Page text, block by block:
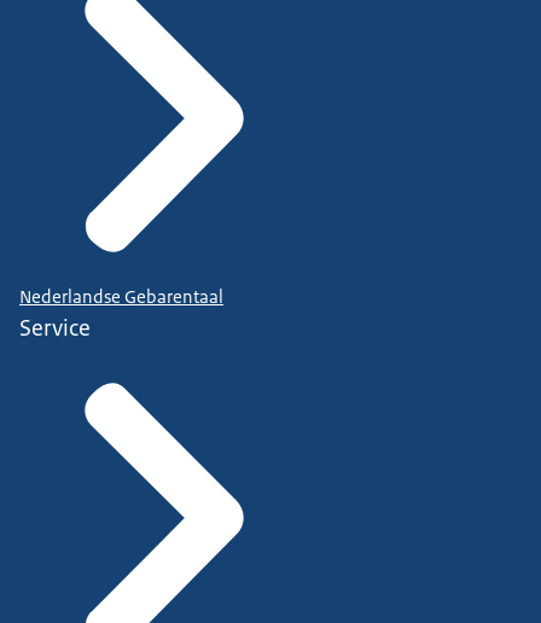
Nederlandse Gebarentaal
Service